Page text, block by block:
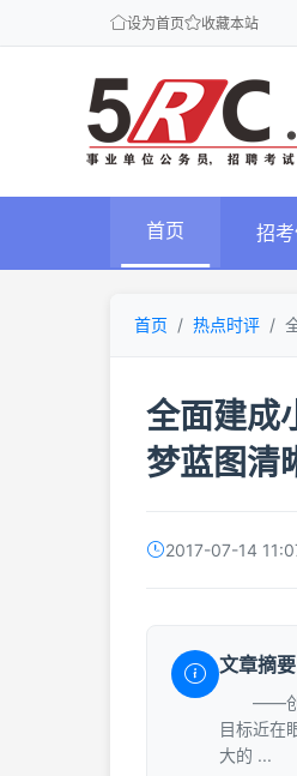
设为首页 收藏本站
首页 招
首页 热点时评
全面建成
梦蓝图清
2017-07-14
文章摘要
——创新
目标近在
大的 ...